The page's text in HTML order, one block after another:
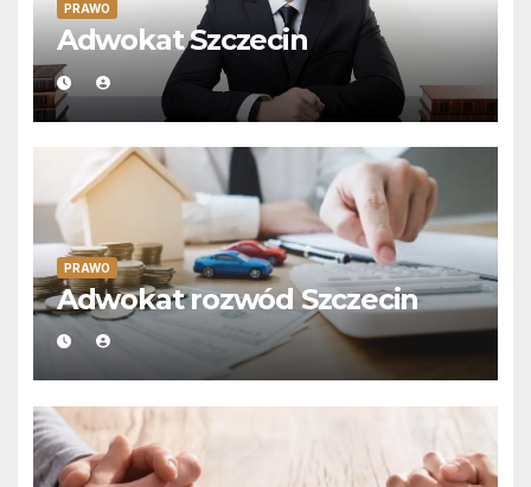
PRAWO
Adwokat Szczecin
PRAWO
Adwokat rozwód Szczecin